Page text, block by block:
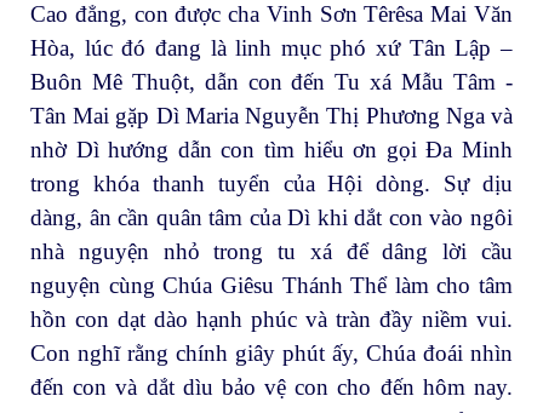
Cao đẳng, con được cha Vinh Sơn Têrêsa Mai Văn
Hòa, lúc đó đang là linh mục phó xứ Tân Lập –
Buôn Mê Thuột, dẫn con đến Tu xá Mẫu Tâm -
Tân Mai gặp Dì Maria Nguyễn Thị Phương Nga và
nhờ Dì hướng dẫn con tìm hiểu ơn gọi Đa Minh
trong khóa thanh tuyển của Hội dòng. Sự dịu
dàng, ân cần quân tâm của Dì khi dắt con vào ngôi
nhà nguyện nhỏ trong tu xá để dâng lời cầu
nguyện cùng Chúa Giêsu Thánh Thể làm cho tâm
hồn con dạt dào hạnh phúc và tràn đầy niềm vui.
Con nghĩ rằng chính giây phút ấy, Chúa đoái nhìn
đến con và dắt dìu bảo vệ con cho đến hôm nay.